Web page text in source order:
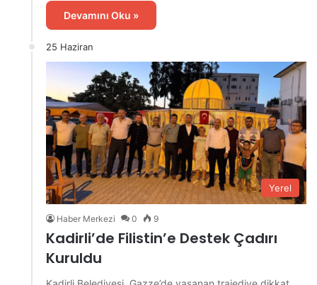
Devamını Oku »
25 Haziran
Yerel
Haber Merkezi 0 9
Kadirli’de Filistin’e Destek Çadırı
Kuruldu